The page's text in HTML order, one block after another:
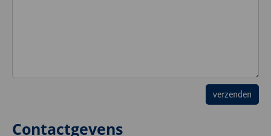
Contactgevens